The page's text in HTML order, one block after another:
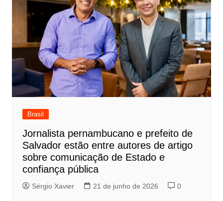
Brasil
Jornalista pernambucano e prefeito de
Salvador estão entre autores de artigo
sobre comunicação de Estado e
confiança pública
Sérgio Xavier 21 de junho de 2026 0